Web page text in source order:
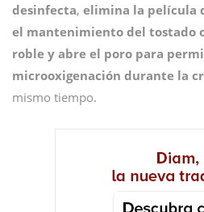
desinfecta, elimina la película
el mantenimiento del tostado
roble y abre el poro para
microoxigenación durante la
mismo tiempo.